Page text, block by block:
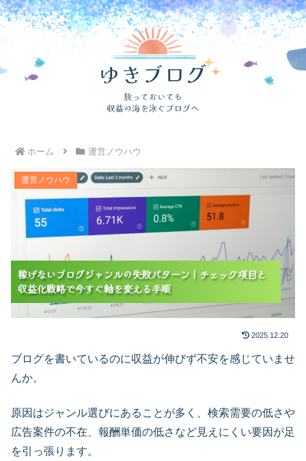
ホーム 運営ノウハウ
稼げないブログジャンルの失敗パターン｜チェック項目
と収益化戦略で今すぐ軸を変える手順
稼げないブログジャンルの失敗パターン｜チェック項目と
収益化戦略で今すぐ軸を変える手順
稼げないブログジャンルの失敗パターン｜チェック項目と
収益化戦略で今すぐ軸を変える手順
稼げないブログジャンルの失敗パターン｜チェック項目と
収益化戦略で今すぐ軸を変える手順
運営ノウハウ
2025.12.20
ブログを書いているのに収益が伸びず不安を感じていませ
んか。
原因はジャンル選びにあることが多く、検索需要の低さや
広告案件の不在、報酬単価の低さなど見えにくい要因が足
を引っ張ります。